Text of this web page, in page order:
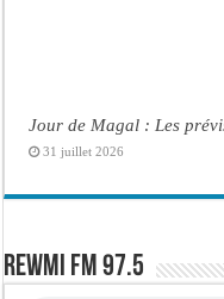
Jour de Magal : Les
31 juillet 2026
Rewmi FM 97.5